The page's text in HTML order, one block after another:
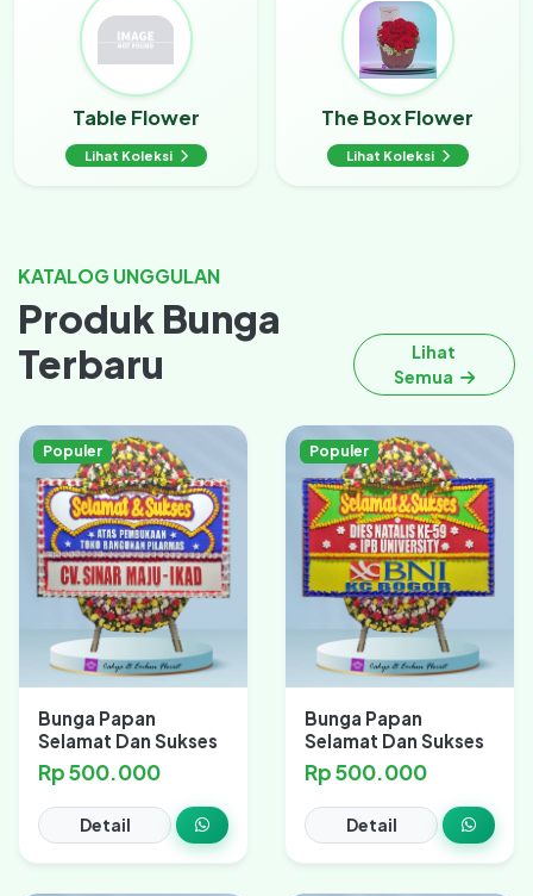
Table Flower
Lihat Koleksi
The Box Flower
Lihat Koleksi
KATALOG UNGGULAN
Produk Bunga
Terbaru
Lihat
Semua
Populer
Bunga Papan
Selamat Dan Sukses
Rp 500.000
Detail
Populer
Bunga Papan
Selamat Dan Sukses
Rp 500.000
Detail